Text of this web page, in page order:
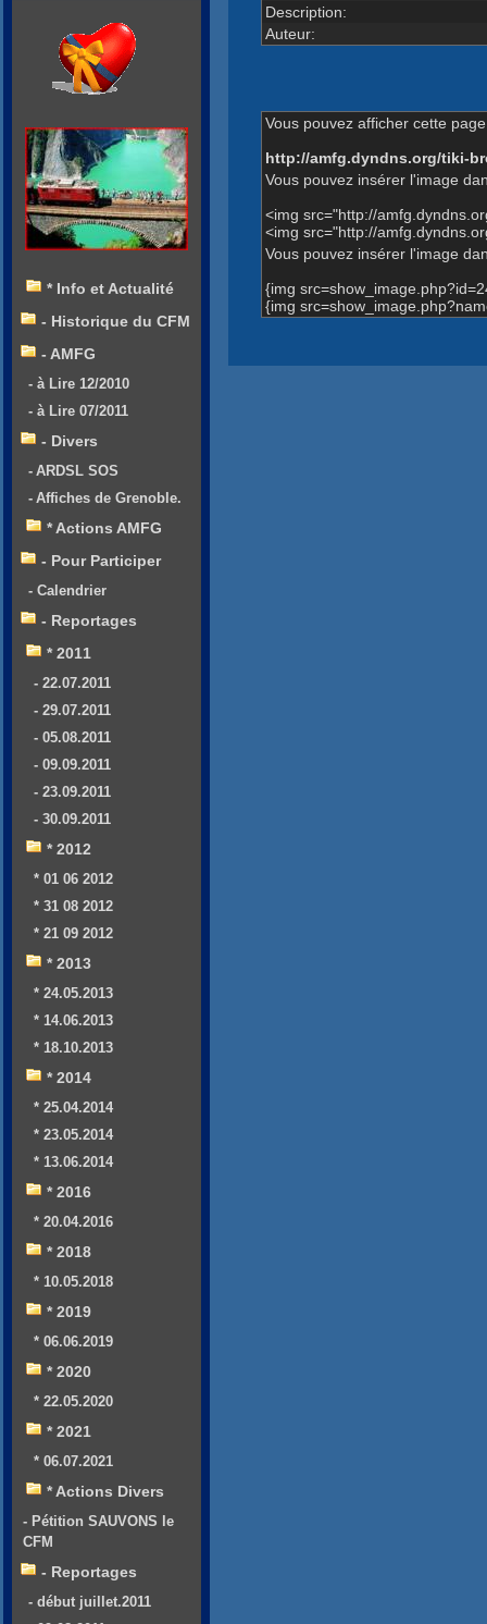
Description:
Auteur:
Vous pouvez afficher cette
http://amfg.dyndns.org/tiki-
Vous pouvez insérer l'image
<img src="http://
<img src="http://
Vous pouvez insérer l'image
{img
{img
* Info et Actualité
- Historique du CFM
- AMFG
- à Lire 12/2010
- à Lire 07/2011
- Divers
- ARDSL SOS
- Affiches de Grenoble.
* Actions AMFG
- Pour Participer
- Calendrier
- Reportages
* 2011
- 22.07.2011
- 29.07.2011
- 05.08.2011
- 09.09.2011
- 23.09.2011
- 30.09.2011
* 2012
* 01 06 2012
* 31 08 2012
* 21 09 2012
* 2013
* 24.05.2013
* 14.06.2013
* 18.10.2013
* 2014
* 25.04.2014
* 23.05.2014
* 13.06.2014
* 2016
* 20.04.2016
* 2018
* 10.05.2018
* 2019
* 06.06.2019
* 2020
* 22.05.2020
* 2021
* 06.07.2021
* Actions Divers
- Pétition SAUVONS le
CFM
- Reportages
- début juillet.2011